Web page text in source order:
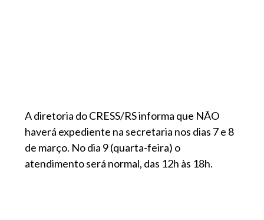
A diretoria do CRESS/RS informa que NÃO
haverá expediente na secretaria nos dias 7 e 8
de março. No dia 9 (quarta-feira) o
atendimento será normal, das 12h às 18h.